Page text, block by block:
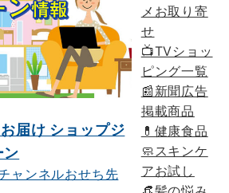
届け ショップジ
ン
メお取り寄
せ
📺TVショッ
ピング一覧
📰新聞広告
掲載商品
💊健康食品
🧼スキンケ
アお試し